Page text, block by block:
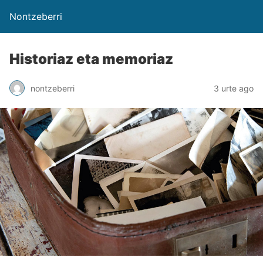
Nontzeberri
Historiaz eta memoriaz
nontzeberri 3 urte ago